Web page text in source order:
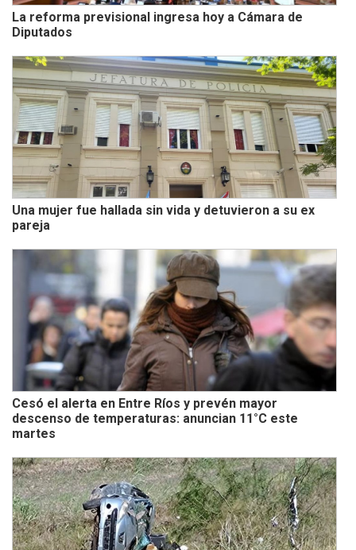
La reforma previsional ingresa hoy a Cámara de
Diputados
Una mujer fue hallada sin vida y detuvieron a su ex
pareja
Cesó el alerta en Entre Ríos y prevén mayor
descenso de temperaturas: anuncian 11°C este
martes